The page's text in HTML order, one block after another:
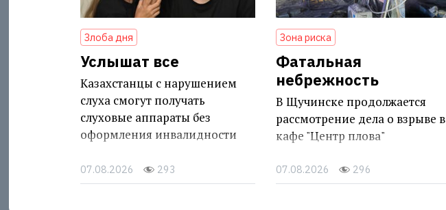
Злоба дня
Услышат все
Казахстанцы с нарушением
слуха смогут получать
слуховые аппараты без
оформления инвалидности
07.08.2026 293
Зона риска
Фатальная
небрежность
В Щучинске продолжается
рассмотрение дела о взрыве в
кафе "Центр плова"
07.08.2026 296